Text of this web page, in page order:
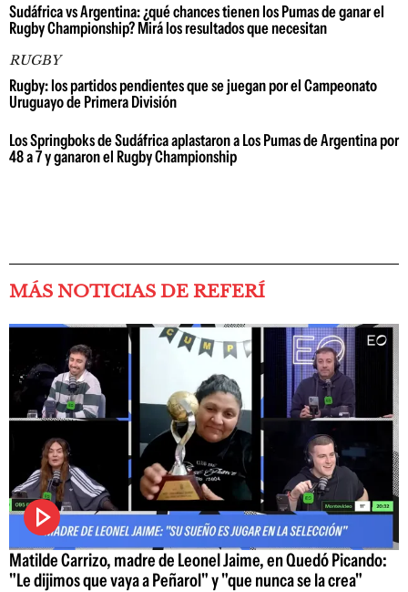
Sudáfrica vs Argentina: ¿qué chances tienen los Pumas de ganar el
Rugby Championship? Mirá los resultados que necesitan
RUGBY
Rugby: los partidos pendientes que se juegan por el Campeonato
Uruguayo de Primera División
Los Springboks de Sudáfrica aplastaron a Los Pumas de Argentina por
48 a 7 y ganaron el Rugby Championship
MÁS NOTICIAS DE REFERÍ
Matilde Carrizo, madre de Leonel Jaime, en Quedó Picando:
"Le dijimos que vaya a Peñarol" y "que nunca se la crea"